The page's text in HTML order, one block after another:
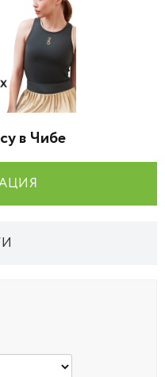
в Чибе